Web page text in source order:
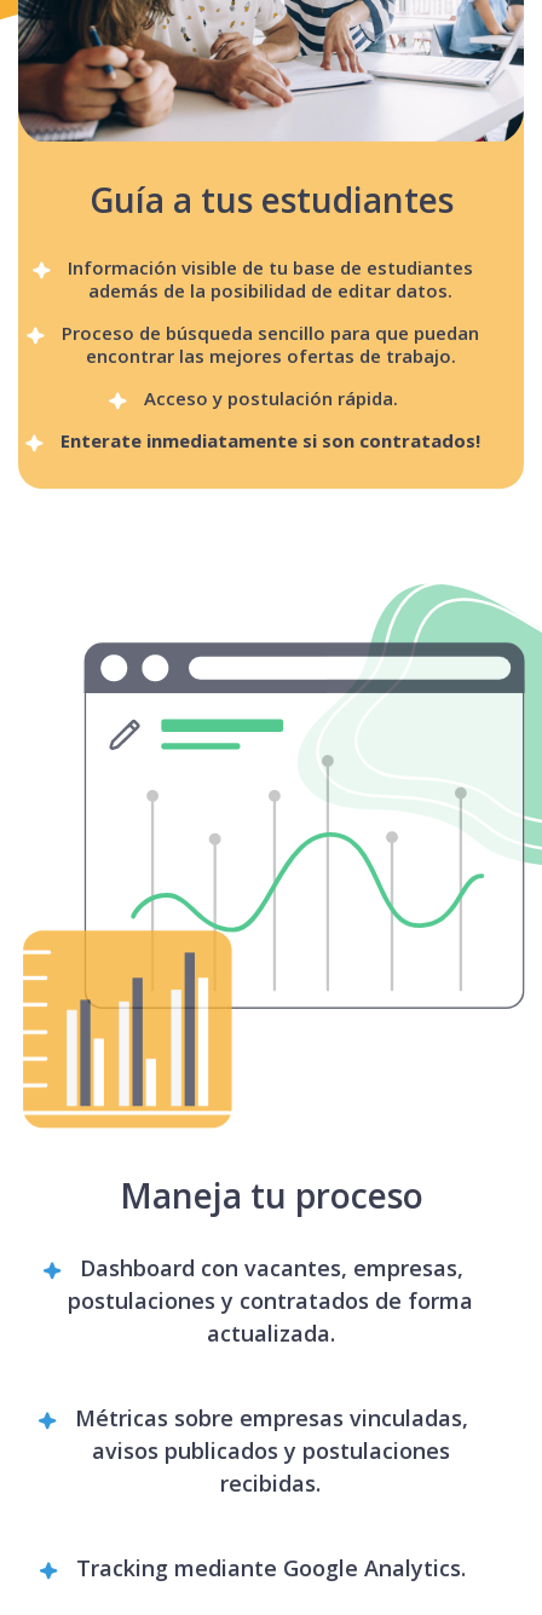
Guía a tus estudiantes
Información visible de tu base de estudiantes
además de la posibilidad de editar datos.
Proceso de búsqueda sencillo para que puedan
encontrar las mejores ofertas de trabajo.
Acceso y postulación rápida.
Enterate inmediatamente si son contratados!
Maneja tu proceso
Dashboard con vacantes, empresas,
postulaciones y contratados de forma
actualizada.
Métricas sobre empresas vinculadas,
avisos publicados y postulaciones
recibidas.
Tracking mediante Google Analytics.